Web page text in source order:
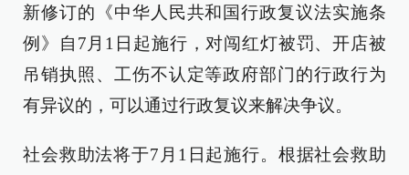
新修订的《中华人民共和国行政复议法实施条
例》自7月1日起施行，对闯红灯被罚、开店被
吊销执照、工伤不认定等政府部门的行政行为
有异议的，可以通过行政复议来解决争议。
社会救助法将于7月1日起施行。根据社会救助